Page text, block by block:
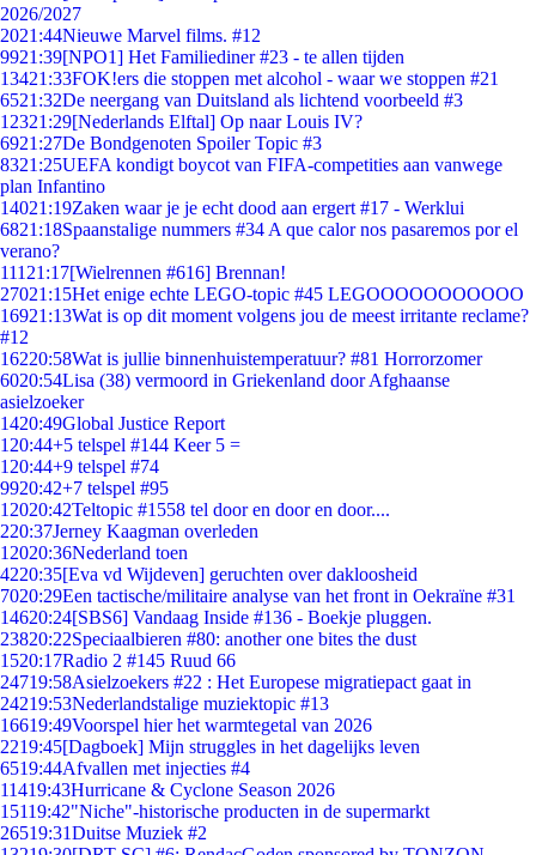
2026/2027
2021:44Nieuwe Marvel films. #12
9921:39[NPO1] Het Familiediner #23 - te allen tijden
13421:33FOK!ers die stoppen met alcohol - waar we stoppen #21
6521:32De neergang van Duitsland als lichtend voorbeeld #3
12321:29[Nederlands Elftal] Op naar Louis IV?
6921:27De Bondgenoten Spoiler Topic #3
8321:25UEFA kondigt boycot van FIFA-competities aan vanwege
plan Infantino
14021:19Zaken waar je je echt dood aan ergert #17 - Werklui
6821:18Spaanstalige nummers #34 A que calor nos pasaremos por el
verano?
111 21:17[Wielrennen #616] Brennan!
27021:15Het enige echte LEGO-topic #45 LEGOOOOOOOOOOO
16921:13Wat is op dit moment volgens jou de meest irritante reclame?
#12
16220:58Wat is jullie binnenhuistemperatuur? #81 Horrorzomer
6020:54Lisa (38) vermoord in Griekenland door Afghaanse
asielzoeker
1420:49Global Justice Report
1 20:44+5 telspel #144 Keer 5 =
1 20:44+9 telspel #74
9920:42+7 telspel #95
12020:42Teltopic #1558 tel door en door en door....
220:37Jerney Kaagman overleden
12020:36Nederland toen
4220:35[Eva vd Wijdeven] geruchten over dakloosheid
7020:29Een tactische/militaire analyse van het front in Oekraïne #31
14620:24[SBS6] Vandaag Inside #136 - Boekje pluggen.
23820:22Speciaalbieren #80: another one bites the dust
1520:17Radio 2 #145 Ruud 66
24719:58Asielzoekers #22 : Het Europese migratiepact gaat in
24219:53Nederlandstalige muziektopic #13
16619:49Voorspel hier het warmtegetal van 2026
2219:45[Dagboek] Mijn struggles in het dagelijks leven
6519:44Afvallen met injecties #4
11419:43Hurricane & Cyclone Season 2026
15119:42"Niche"-historische producten in de supermarkt
26519:31Duitse Muziek #2